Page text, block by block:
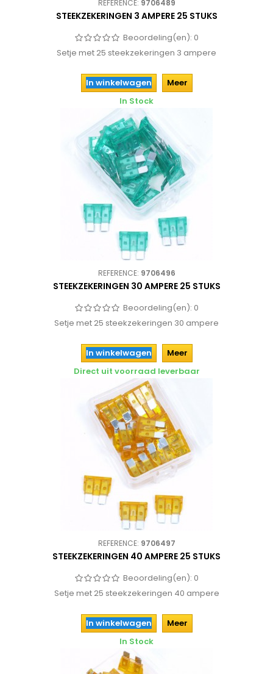
REFERENCE: 9706489
STEEKZEKERINGEN 3 AMPERE 25 STUKS
Beoordeling(en): 0
Setje met 25 steekzekeringen 3 ampere
In winkelwagen
Meer
In Stock
REFERENCE: 9706496
STEEKZEKERINGEN 30 AMPERE 25 STUKS
Beoordeling(en): 0
Setje met 25 steekzekeringen 30 ampere
In winkelwagen
Meer
Direct uit voorraad leverbaar
REFERENCE: 9706497
STEEKZEKERINGEN 40 AMPERE 25 STUKS
Beoordeling(en): 0
Setje met 25 steekzekeringen 40 ampere
In winkelwagen
Meer
In Stock